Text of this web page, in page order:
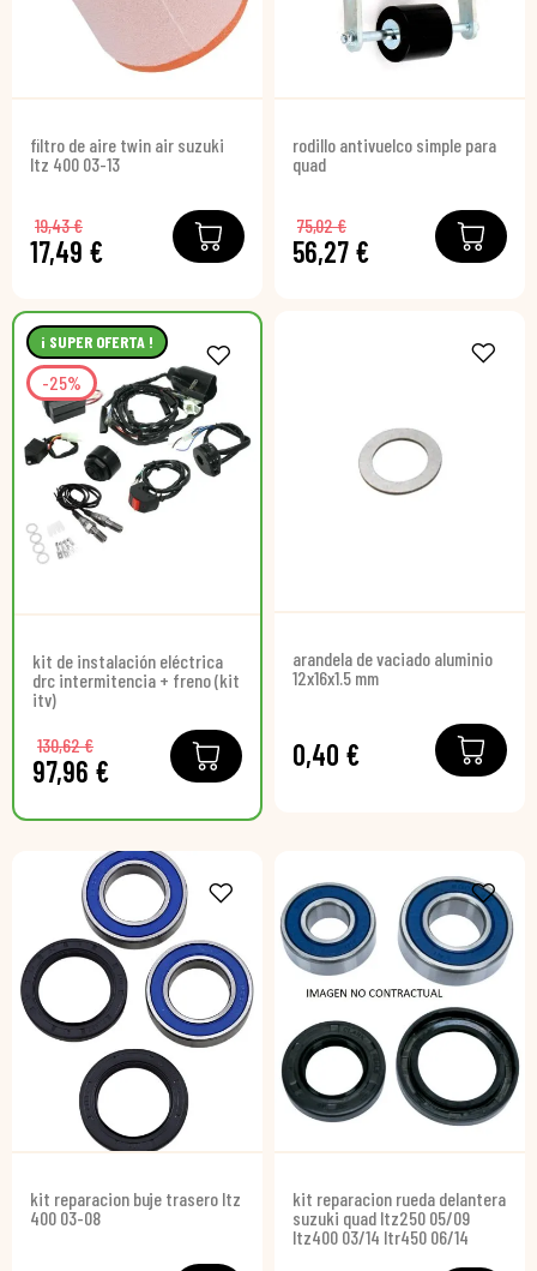
filtro de aire twin air suzuki
ltz 400 03-13
17,49 €
19,43 €
rodillo antivuelco simple para
quad
56,27 €
75,02 €
¡ SUPER OFERTA !
-25%
kit de instalación eléctrica
drc intermitencia + freno (kit
itv)
97,96 €
130,62 €
arandela de vaciado aluminio
12x16x1.5 mm
0,40 €
kit reparacion buje trasero ltz
400 03-08
kit reparacion rueda delantera
suzuki quad ltz250 05/09
ltz400 03/14 ltr450 06/14